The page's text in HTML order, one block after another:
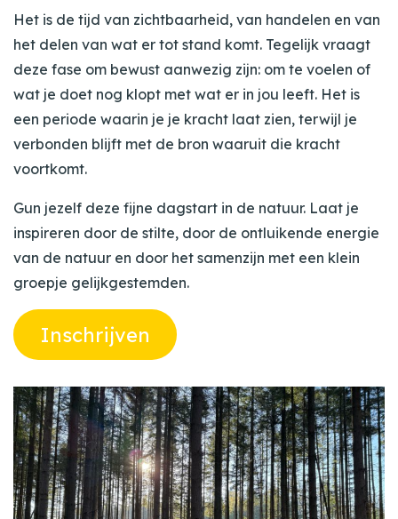
Het is de tijd van zichtbaarheid, van handelen en van
het delen van wat er tot stand komt. Tegelijk vraagt
deze fase om bewust aanwezig zijn: om te voelen of
wat je doet nog klopt met wat er in jou leeft. Het is
een periode waarin je je kracht laat zien, terwijl je
verbonden blijft met de bron waaruit die kracht
voortkomt.
Gun jezelf deze fijne dagstart in de natuur. Laat je
inspireren door de stilte, door de ontluikende energie
van de natuur en door het samenzijn met een klein
groepje gelijkgestemden.
Inschrijven